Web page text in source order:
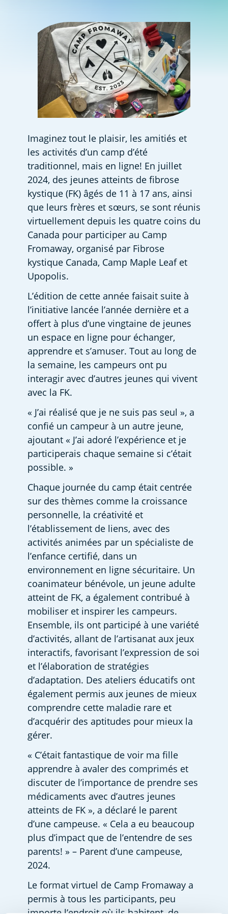
Imaginez tout le plaisir, les amitiés et
les activités d’un camp d’été
traditionnel, mais en ligne! En juillet
2024, des jeunes atteints de fibrose
kystique (FK) âgés de 11 à 17 ans, ainsi
que leurs frères et sœurs, se sont réunis
virtuellement depuis les quatre coins du
Canada pour participer au Camp
Fromaway, organisé par Fibrose
kystique Canada, Camp Maple Leaf et
Upopolis.
L’édition de cette année faisait suite à
l’initiative lancée l’année dernière et a
offert à plus d’une vingtaine de jeunes
un espace en ligne pour échanger,
apprendre et s’amuser. Tout au long de
la semaine, les campeurs ont pu
interagir avec d’autres jeunes qui vivent
avec la FK.
« J’ai réalisé que je ne suis pas seul », a
confié un campeur à un autre jeune,
ajoutant « J’ai adoré l’expérience et je
participerais chaque semaine si c’était
possible. »
Chaque journée du camp était centrée
sur des thèmes comme la croissance
personnelle, la créativité et
l’établissement de liens, avec des
activités animées par un spécialiste de
l’enfance certifié, dans un
environnement en ligne sécuritaire. Un
coanimateur bénévole, un jeune adulte
atteint de FK, a également contribué à
mobiliser et inspirer les campeurs.
Ensemble, ils ont participé à une variété
d’activités, allant de l’artisanat aux jeux
interactifs, favorisant l’expression de soi
et l’élaboration de stratégies
d’adaptation. Des ateliers éducatifs ont
également permis aux jeunes de mieux
comprendre cette maladie rare et
d’acquérir des aptitudes pour mieux la
gérer.
« C’était fantastique de voir ma fille
apprendre à avaler des comprimés et
discuter de l’importance de prendre ses
médicaments avec d’autres jeunes
atteints de FK », a déclaré le parent
d’une campeuse. « Cela a eu beaucoup
plus d’impact que de l’entendre de ses
parents! » – Parent d’une campeuse,
2024.
Le format virtuel de Camp Fromaway a
permis à tous les participants, peu